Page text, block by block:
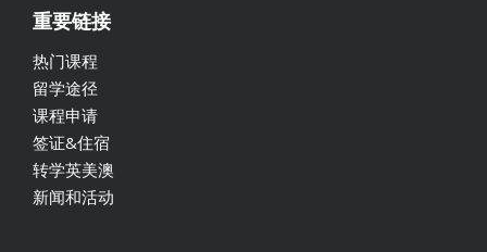
重要链接
热门课程
留学途径
课程申请
签证&住宿
转学英美澳
新闻和活动